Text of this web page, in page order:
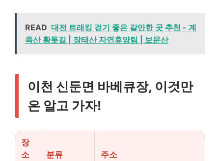
READ 대전 트래킹 걷기 좋은 갈만한 곳 추천 - 계
족산 황톳길 | 장태산 자연휴양림 | 보문산
이천 신둔면 바베큐장, 이것만
은 알고 가자!
장
소
분류 주소